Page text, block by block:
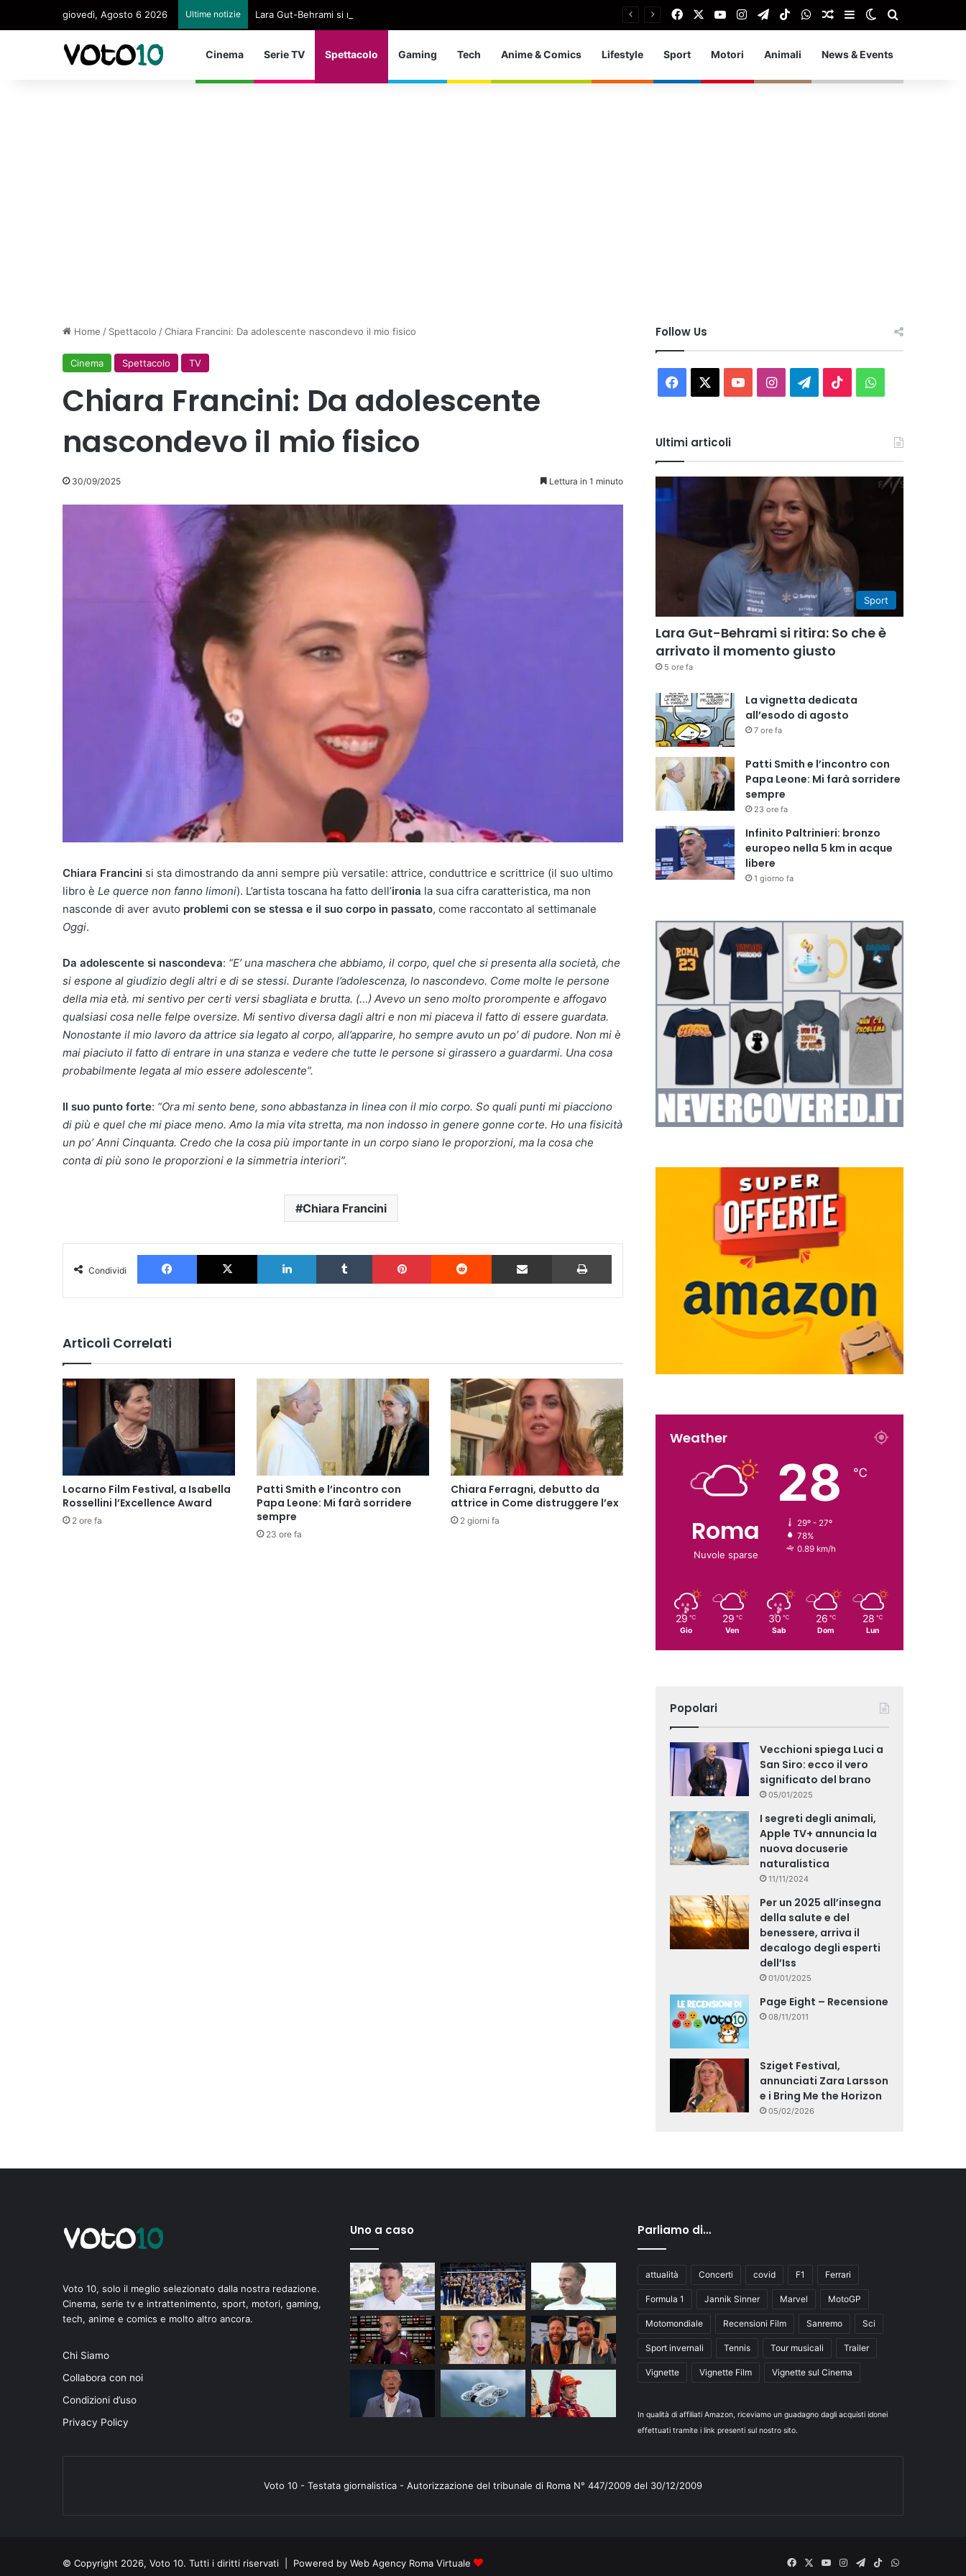
giovedì, Agosto 6 2026 Ultime notizie Lara Gut-Behrami si ritira: So che è arrivato il momento giusto FacebookYou TubeInstagram
TelegramTikTokWhatsApp
Articolo Random
Barra laterale
Cambia aspetto
Cinema Serie TV Spettacolo Gaming Tech Anime & Comics Lifestyle Sport Motori Animali News & Events
Home / Spettacolo /Chiara Francini: Da adolescente nascondevo il mio fisico
Cinema Spettacolo TV
Chiara Francini: Da adolescente
nascondevo il mio fisico
30/09/2025 Lettura in 1 minuto
Chiara Francini si sta dimostrando da anni sempre più versatile: attrice, conduttrice e scrittrice (il suo ultimo
libro è Le querce non fanno limoni). L’artista toscana ha fatto dell’ironia la sua cifra caratteristica, ma non
nasconde di aver avuto problemi con se stessa e il suo corpo in passato, come raccontato al settimanale
Oggi.
Da adolescente si nascondeva: “E’ una maschera che abbiamo, il corpo, quel che si presenta alla società, che
si espone al giudizio degli altri e di se stessi. Durante l’adolescenza, lo nascondevo. Come molte le persone
della mia età. mi sentivo per certi versi sbagliata e brutta. (…) Avevo un seno molto prorompente e affogavo
qualsiasi cosa nelle felpe oversize. Mi sentivo diversa dagli altri e non mi piaceva il fatto di essere guardata.
Nonostante il mio lavoro da attrice sia legato al corpo, all’apparire, ho sempre avuto un po’ di pudore. Non mi è
mai piaciuto il fatto di entrare in una stanza e vedere che tutte le persone si girassero a guardarmi. Una cosa
probabilmente legata al mio essere adolescente”.
Il suo punto forte: “Ora mi sento bene, sono abbastanza in linea con il mio corpo. So quali punti mi piacciono
di più e quel che mi piace meno. Amo la mia vita stretta, ma non indosso in genere gonne corte. Ho una fisicità
un po’ Anni Cinquanta. Credo che la cosa più importante in un corpo siano le proporzioni, ma la cosa che
conta di più sono le proporzioni e la simmetria interiori”.
Chiara Francini
Condividi
Facebook X LinkedIn Tumblr Pinterest Reddit Condividi via Email Stampa
Articoli Correlati
Locarno Film Festival, a Isabella
Rossellini l’Excellence Award
2 ore fa
Patti Smith e l’incontro con
Papa Leone: Mi farà sorridere
sempre
23 ore fa
Chiara Ferragni, debutto da
attrice in Come distruggere l’ex
2 giorni fa
Follow Us
Facebook You InstagramTelegram
TikTokWhatsApp
Ultimi articoli
Sport
Lara Gut-Behrami si ritira: So che è
arrivato il momento giusto
5 ore fa
La vignetta dedicata
all’esodo di agosto
7 ore fa
Patti Smith e l’incontro con
Papa Leone: Mi farà sorridere
sempre
23 ore fa
Infinito Paltrinieri: bronzo
europeo nella 5 km in acque
libere
1 giorno fa
Weather
Roma
Nuvole sparse
28 ℃
29º - 27º
78%
0.89 km/h
29 ℃
Gio
29 ℃
Ven
30 ℃
Sab
26 ℃
Dom
28 ℃
Lun
Popolari
Vecchioni spiega Luci a
San Siro: ecco il vero
significato del brano
05/01/2025
I segreti degli animali,
Apple TV+ annuncia la
nuova docuserie
naturalistica
11/11/2024
Per un 2025 all’insegna
della salute e del
benessere, arriva il
decalogo degli esperti
dell’Iss
01/01/2025
Page Eight – Recensione
08/11/2011
Sziget Festival,
annunciati Zara Larsson
e i Bring Me the Horizon
05/02/2026
Voto 10, solo il meglio selezionato dalla nostra redazione.
Cinema, serie tv e intrattenimento, sport, motori, gaming,
tech, anime e comics e molto altro ancora.
Chi Siamo
Collabora con noi
Condizioni d’uso
Privacy Policy
Uno a caso Parliamo di…
attualità Concerti covid F1 Ferrari
Formula 1 Jannik Sinner Marvel MotoGP
Motomondiale Recensioni Film Sanremo Sci
Sport invernali Tennis Tour musicali Trailer
Vignette Vignette Film Vignette sul Cinema
In qualità di affiliati Amazon, riceviamo un guadagno dagli acquisti idonei
effettuati tramite i link presenti sul nostro sito.
Voto 10 - Testata giornalistica - Autorizzazione del tribunale di Roma N° 447/2009 del 30/12/2009
© Copyright 2026, Voto 10. Tutti i diritti riservati | Powered by Web Agency Roma Virtuale Facebook
X
YouInstagram
Telegram
TikTokWhatsApp